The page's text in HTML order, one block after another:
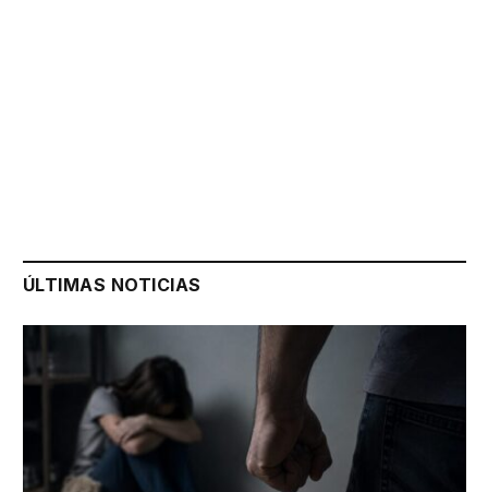
ÚLTIMAS NOTICIAS